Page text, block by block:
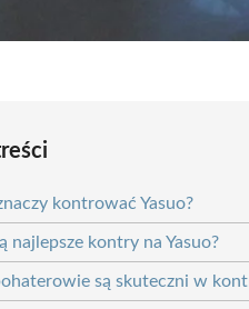
kontrować Yasuo?
najlepsze kontry na Yasuo?
są skuteczni w